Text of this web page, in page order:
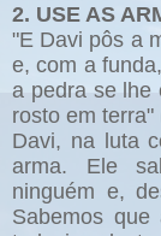
2. USE AS
"E Davi pôs a
e, com a
a pedra se lhe
rosto em
Davi, na luta
arma. Ele
ninguém e,
Sabemos